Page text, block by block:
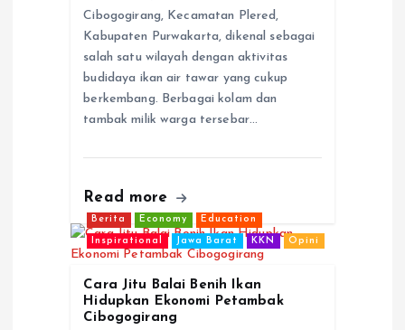
Cibogogirang, Kecamatan Plered,
Kabupaten Purwakarta, dikenal sebagai
salah satu wilayah dengan aktivitas
budidaya ikan air tawar yang cukup
berkembang. Berbagai kolam dan
tambak milik warga tersebar…
Read more
Berita Economy Education
Inspirational Jawa Barat KKN Opini
Cara Jitu Balai Benih Ikan
Hidupkan Ekonomi Petambak
Cibogogirang